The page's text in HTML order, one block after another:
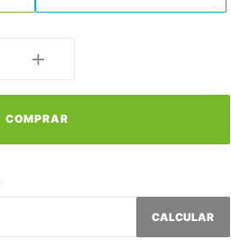
COMPRAR
CALCULAR